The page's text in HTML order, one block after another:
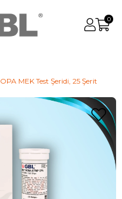
0
OPA MEK Test Şeridi, 25 Şerit